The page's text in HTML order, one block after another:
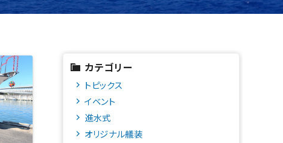
カテゴリー
トピックス
イベント
進水式
オリジナル艤装